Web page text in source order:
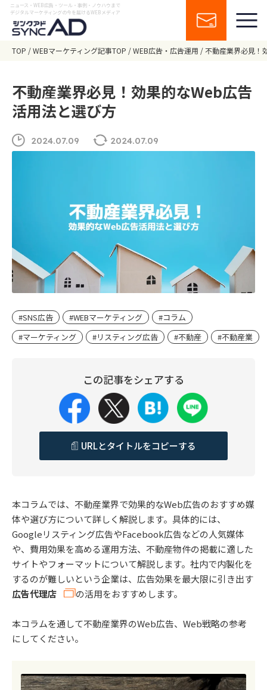
ニュース・WEB広告・ツール・事例・ノウハウまで
デジタルマーケティングの今を届けるWEBメディア
TOP WEBマーケティング記事TOP WEB広告・広告運用 不動産業界必見！
不動産業界必見！効果的なWeb広告
活用法と選び方
2024.07.09 2024.07.09
#SNS広告 #WEBマーケティング
#コラム
#マーケティング
#リスティング広告 #不動産 #不動産業
この記事をシェアする
URLとタイトルをコピーする
本コラムでは、不動産業界で効果的なWeb広告のおすすめ媒
体や選び方について詳しく解説します。具体的には、
Googleリスティング広告やFacebook広告などの人気媒体
や、費用効果を高める運用方法、不動産物件の掲載に適した
サイトやフォーマットについて解説します。社内で内製化を
するのが難しいという企業は、広告効果を最大限に引き出す
広告代理店
の活用をおすすめします。
本コラムを通して不動産業界のWeb広告、Web戦略の参考
にしてください。